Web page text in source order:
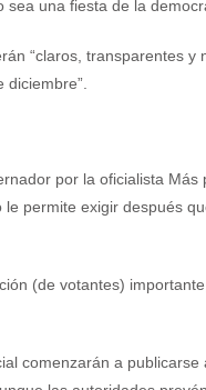
una fiesta de la
“claros, transparentes y
por la oficialista
permite exigir después
(de votantes)
comenzarán a publicarse